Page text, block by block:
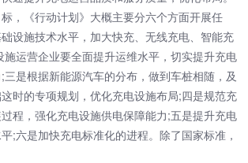
《行动计划》大概主要分六个方面开展任
设施技术水平，加大快充、无线充电、智能充
施运营企业要全面提升运维水平，切实提升充电
是根据新能源汽车的分布，做到车桩相随，及
时的专项规划，优化充电设施布局;四是规范充
程，强化充电设施供电保障能力;五是提升充电
;六是加快充电标准化的进程。除了国家标准，